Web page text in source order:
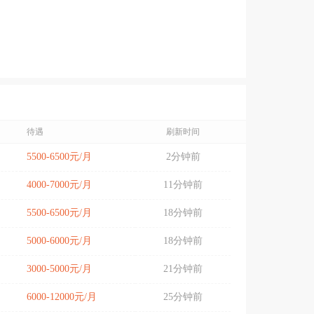
待遇 刷新时间
5500-6500元/月 2分钟前
4000-7000元/月 11分钟前
5500-6500元/月 18分钟前
5000-6000元/月 18分钟前
3000-5000元/月 21分钟前
6000-12000元/月 25分钟前